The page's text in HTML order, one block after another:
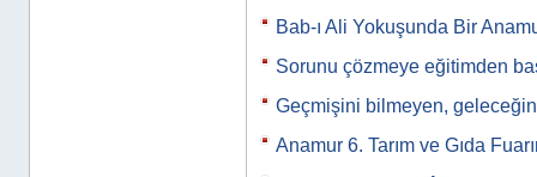
Bab-ı Ali Yokuşunda Bir
Sorunu çözmeye eğitimden
Geçmişini bilmeyen,
Anamur 6. Tarım ve Gıda